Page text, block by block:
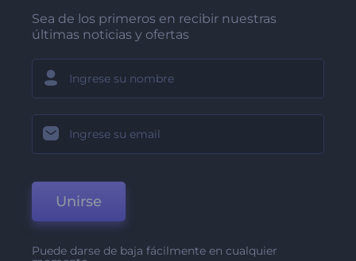
Sea de los primeros en recibir nuestras
últimas noticias y ofertas
Unirse
Puede darse de baja fácilmente en cualquier